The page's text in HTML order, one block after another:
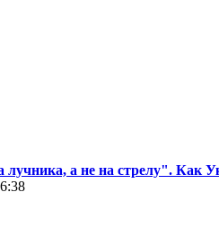
лучника, а не на стрелу". Как